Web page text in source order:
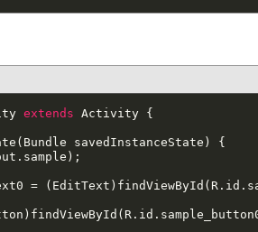
extends Activity {
savedInstanceState) {
=